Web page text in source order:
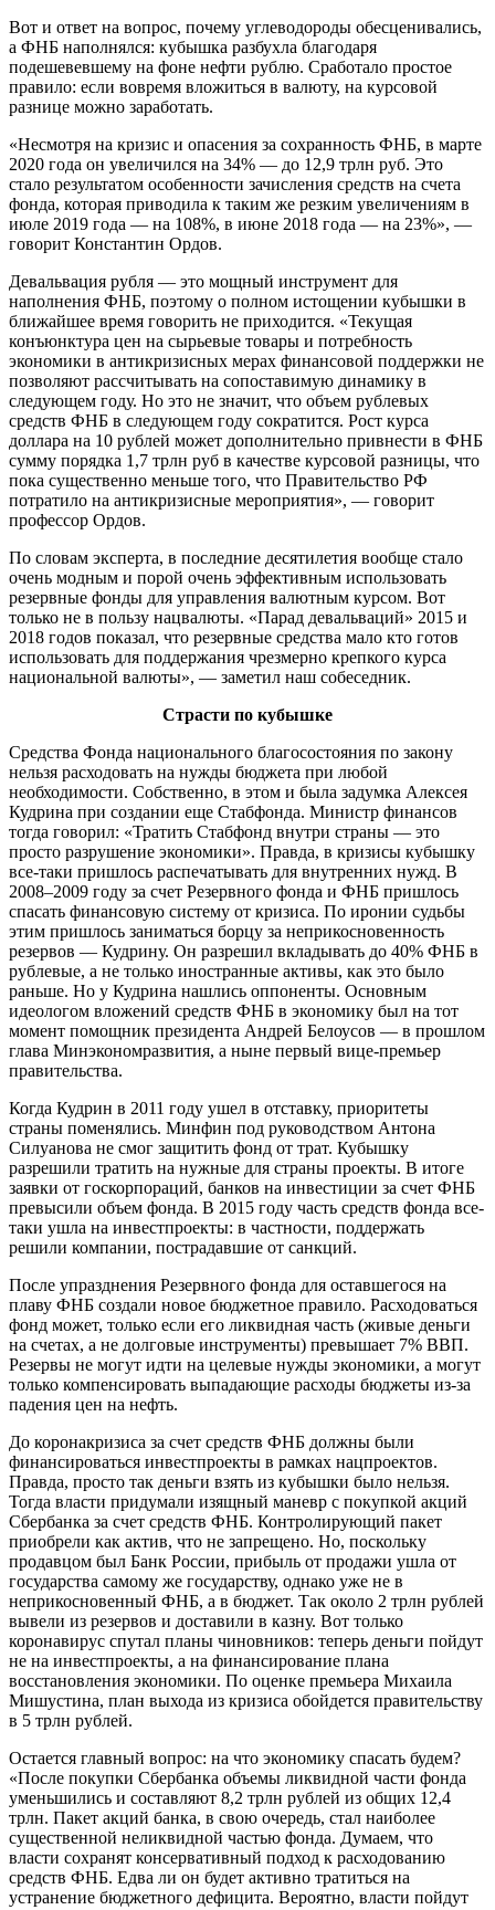
Вот и ответ на вопрос, почему углеводороды обесценивались,
а ФНБ наполнялся: кубышка разбухла благодаря
подешевевшему на фоне нефти рублю. Сработало простое
правило: если вовремя вложиться в валюту, на курсовой
разнице можно заработать.
«Несмотря на кризис и опасения за сохранность ФНБ, в марте
2020 года он увеличился на 34% — до 12,9 трлн руб. Это
стало результатом особенности зачисления средств на счета
фонда, которая приводила к таким же резким увеличениям в
июле 2019 года — на 108%, в июне 2018 года — на 23%», —
говорит Константин Ордов.
Девальвация рубля — это мощный инструмент для
наполнения ФНБ, поэтому о полном истощении кубышки в
ближайшее время говорить не приходится. «Текущая
конъюнктура цен на сырьевые товары и потребность
экономики в антикризисных мерах финансовой поддержки не
позволяют рассчитывать на сопоставимую динамику в
следующем году. Но это не значит, что объем рублевых
средств ФНБ в следующем году сократится. Рост курса
доллара на 10 рублей может дополнительно привнести в ФНБ
сумму порядка 1,7 трлн руб в качестве курсовой разницы, что
пока существенно меньше того, что Правительство РФ
потратило на антикризисные мероприятия», — говорит
профессор Ордов.
По словам эксперта, в последние десятилетия вообще стало
очень модным и порой очень эффективным использовать
резервные фонды для управления валютным курсом. Вот
только не в пользу нацвалюты. «Парад девальваций» 2015 и
2018 годов показал, что резервные средства мало кто готов
использовать для поддержания чрезмерно крепкого курса
национальной валюты», — заметил наш собеседник.
Страсти по кубышке
Средства Фонда национального благосостояния по закону
нельзя расходовать на нужды бюджета при любой
необходимости. Собственно, в этом и была задумка Алексея
Кудрина при создании еще Стабфонда. Министр финансов
тогда говорил: «Тратить Стабфонд внутри страны — это
просто разрушение экономики». Правда, в кризисы кубышку
все-таки пришлось распечатывать для внутренних нужд. В
2008–2009 году за счет Резервного фонда и ФНБ пришлось
спасать финансовую систему от кризиса. По иронии судьбы
этим пришлось заниматься борцу за неприкосновенность
резервов — Кудрину. Он разрешил вкладывать до 40% ФНБ в
рублевые, а не только иностранные активы, как это было
раньше. Но у Кудрина нашлись оппоненты. Основным
идеологом вложений средств ФНБ в экономику был на тот
момент помощник президента Андрей Белоусов — в прошлом
глава Минэкономразвития, а ныне первый вице-премьер
правительства.
Когда Кудрин в 2011 году ушел в отставку, приоритеты
страны поменялись. Минфин под руководством Антона
Силуанова не смог защитить фонд от трат. Кубышку
разрешили тратить на нужные для страны проекты. В итоге
заявки от госкорпораций, банков на инвестиции за счет ФНБ
превысили объем фонда. В 2015 году часть средств фонда все-
таки ушла на инвестпроекты: в частности, поддержать
решили компании, пострадавшие от санкций.
После упразднения Резервного фонда для оставшегося на
плаву ФНБ создали новое бюджетное правило. Расходоваться
фонд может, только если его ликвидная часть (живые деньги
на счетах, а не долговые инструменты) превышает 7% ВВП.
Резервы не могут идти на целевые нужды экономики, а могут
только компенсировать выпадающие расходы бюджеты из-за
падения цен на нефть.
До коронакризиса за счет средств ФНБ должны были
финансироваться инвестпроекты в рамках нацпроектов.
Правда, просто так деньги взять из кубышки было нельзя.
Тогда власти придумали изящный маневр с покупкой акций
Сбербанка за счет средств ФНБ. Контролирующий пакет
приобрели как актив, что не запрещено. Но, поскольку
продавцом был Банк России, прибыль от продажи ушла от
государства самому же государству, однако уже не в
неприкосновенный ФНБ, а в бюджет. Так около 2 трлн рублей
вывели из резервов и доставили в казну. Вот только
коронавирус спутал планы чиновников: теперь деньги пойдут
не на инвестпроекты, а на финансирование плана
восстановления экономики. По оценке премьера Михаила
Мишустина, план выхода из кризиса обойдется правительству
в 5 трлн рублей.
Остается главный вопрос: на что экономику спасать будем?
«После покупки Сбербанка объемы ликвидной части фонда
уменьшились и составляют 8,2 трлн рублей из общих 12,4
трлн. Пакет акций банка, в свою очередь, стал наиболее
существенной неликвидной частью фонда. Думаем, что
власти сохранят консервативный подход к расходованию
средств ФНБ. Едва ли он будет активно тратиться на
устранение бюджетного дефицита. Вероятно, власти пойдут